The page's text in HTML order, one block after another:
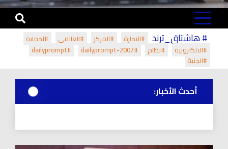
# هاشتاق_ترند #التجارة #المركز #العالمي
#لحماية
#الالكترونية
#نظام #dailyprompt-2007
#dailyprompt
#الجنية
أحدث الأخبار: